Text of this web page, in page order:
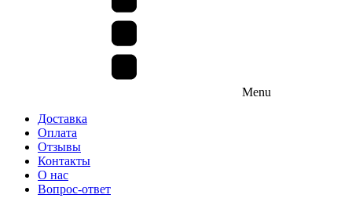
Menu
Доставка
Оплата
Отзывы
Контакты
О нас
Вопрос-ответ